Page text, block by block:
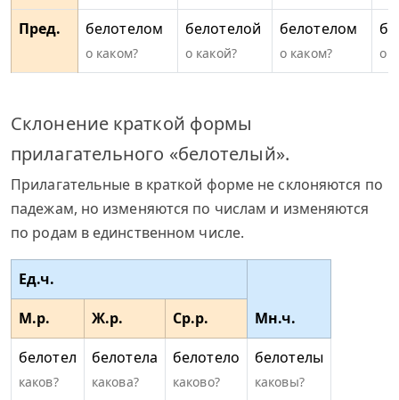
Пред. белотелом
о каком?
белотелой
о какой?
белотелом
о каком? о
Склонение краткой формы
прилагательного «белотелый».
Прилагательные в краткой форме не склоняются по
падежам, но изменяются по числам и изменяются
по родам в единственном числе.
Ед.ч.
Мн.ч.
М.р. Ж.р.
Ср.р.
белотел
каков?
белотела
какова?
белотело
каково?
белотелы
каковы?